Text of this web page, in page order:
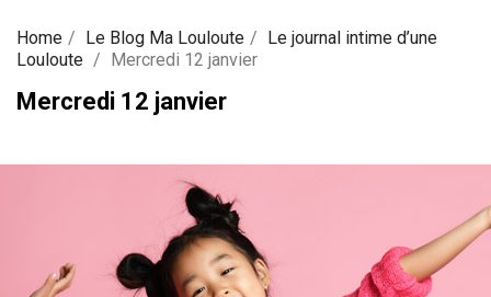
Home Le Blog Ma Louloute
Le journal intime d’une
Louloute
Mercredi 12 janvier
Mercredi 12 janvier